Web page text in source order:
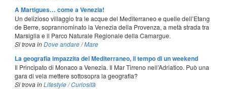
A Martigues… come a Venezia!
Un delizioso villaggio tra le acque del Mediterraneo e quelle dell’Etang
de Berre, soprannominato la Venezia della Provenza, a metà strada tra
Marsiglia e il Parco Naturale Regionale della Camargue.
Si trova in Dove andare /Mare
La geografia impazzita del Mediterraneo, il tempo di un weekend
Il Principato di Monaco a Venezia. Il Mar Tirreno nell’Adriatico. Può una
gara di vela mettere sottosopra la geografia?
Si trova in Lifestyle /Curiosità